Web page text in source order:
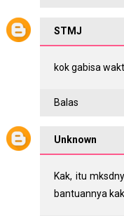
STMJ
kok gabisa
Balas
Unknown
Kak, itu
bantuannya